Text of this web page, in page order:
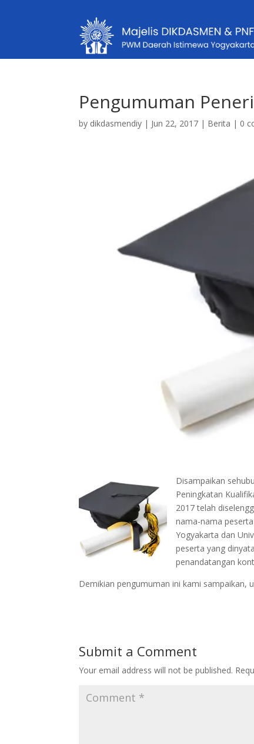
Pengumuman
by dikdasmendiy | Jun 22, 2017 | Berita | 0
Disampaikan
Peningkatan
2017 telah
nama-nama
Yogyakarta dan
peserta yang
penandatangan
Demikian pengumuman ini kami sampaikan,
Submit a Comment
Your email address will not be published.